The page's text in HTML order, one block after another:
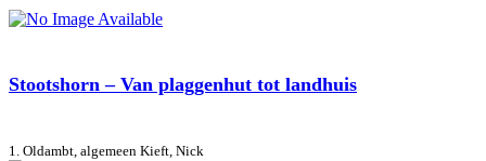
Stootshorn – Van plaggenhut tot landhuis
1. Oldambt, algemeen Kieft, Nick